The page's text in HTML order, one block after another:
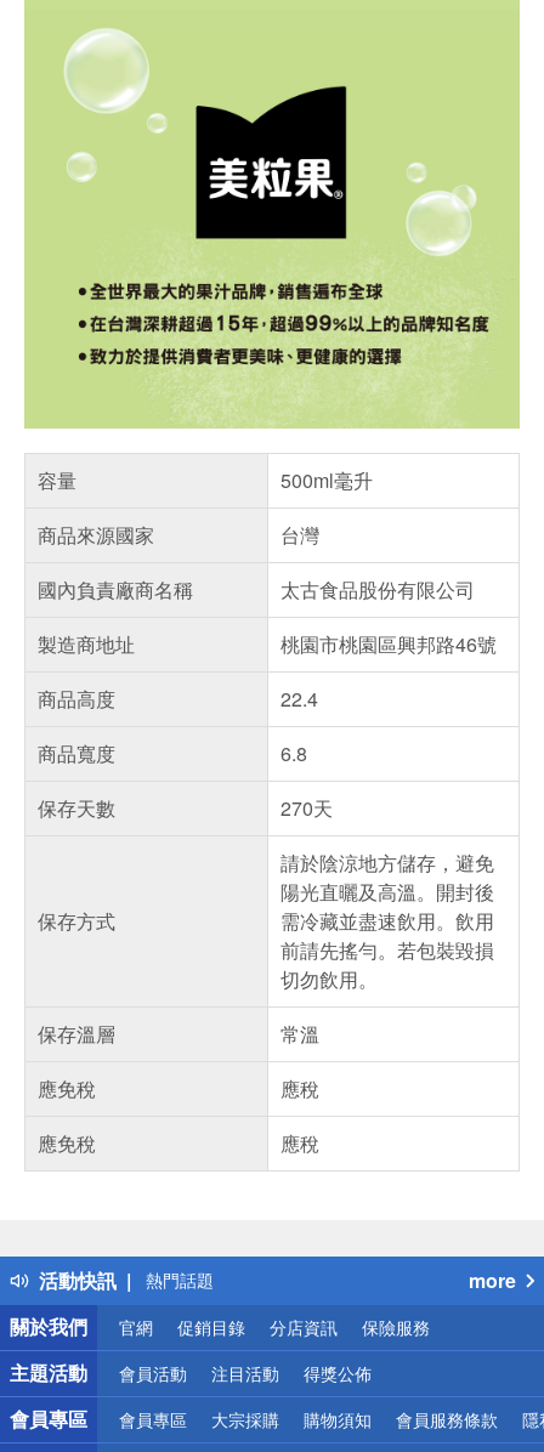
容量
500ml毫升
商品來源國家
台灣
國內負責廠商名稱
太古食品股份有限公司
製造商地址
桃園市桃園區興邦路46號
商品高度
22.4
商品寬度
6.8
保存天數
270天
保存方式
請於陰涼地方儲存，避免
陽光直曬及高溫。開封後
需冷藏並盡速飲用。飲用
前請先搖勻。若包裝毀損
切勿飲用。
保存溫層
常溫
應免稅
應稅
應免稅
應稅
活動快訊
得獎公告
熱門話題
銀行優惠
偏遠地區配送
詐騙網頁！請小心！
more
關於我們
官網 促銷目錄 分店資訊 保險服務
主題活動 會員活動 注目活動 得獎公佈
會員專區 會員專區 大宗採購 購物須知 會員服務條款 隱